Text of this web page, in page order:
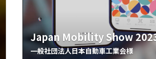
Japan Mobility Show
一般社団法人日本自動車工業会様